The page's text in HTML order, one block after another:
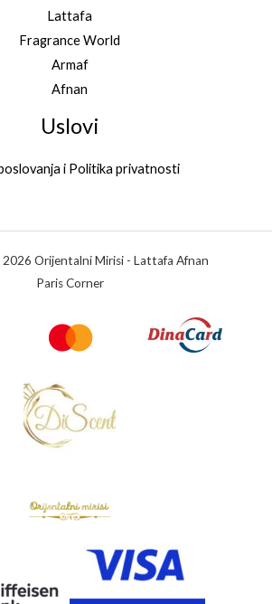
Lattafa
Fragrance World
Armaf
Afnan
Uslovi
i Politika privatnosti
Orijentalni Mirisi - Lattafa Afnan
Paris Corner